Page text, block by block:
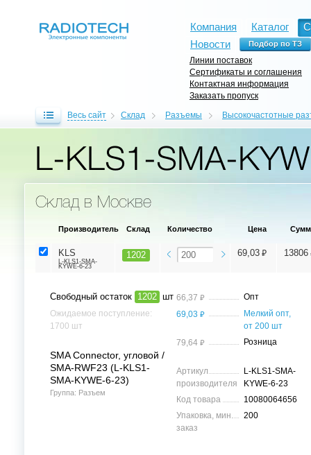
Компания Каталог
Новости
Линии поставок
Сертификаты и соглашения
Контактная информация
Заказать пропуск
Весь сайт Склад Разъемы Высокочастотные
L-KLS1-SMA-
Склад в Москве
Производитель Склад Количество Цена
KLS
L-KLS1-SMA-
KYWE-6-23
1202 69,03 ⃏ 13806
Свободный остаток 1202 шт
Ожидаемое поступление:
1700 шт
SMA Connector, угловой /
SMA-RWF23 (L-KLS1-
SMA-KYWE-6-23)
Группа: Разъем
66,37 ⃏
Опт
69,03 ⃏
Мелкий опт,
от 200 шт
79,64 ⃏ Розница
Артикул
производителя
L-KLS1-SMA-
KYWE-6-23
Код товара
10080064656
Упаковка, мин.
заказ
200